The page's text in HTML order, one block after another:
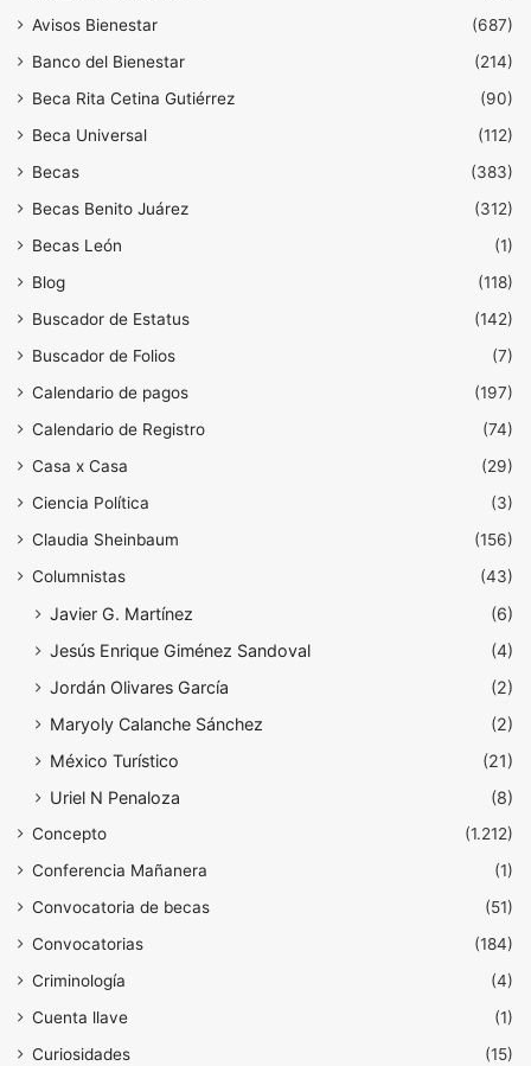
Avisos Bienestar
(687)
Banco del Bienestar
(214)
Beca Rita Cetina Gutiérrez
(90)
Beca Universal
(112)
Becas
(383)
Becas Benito Juárez
(312)
Becas León
(1)
Blog
(118)
Buscador de Estatus
(142)
Buscador de Folios
(7)
Calendario de pagos
(197)
Calendario de Registro
(74)
Casa x Casa
(29)
Ciencia Política
(3)
Claudia Sheinbaum
(156)
Columnistas
(43)
Javier G. Martínez
(6)
Jesús Enrique Giménez Sandoval
(4)
Jordán Olivares García
(2)
Maryoly Calanche Sánchez
(2)
México Turístico
(21)
Uriel N Penaloza
(8)
Concepto
(1.212)
Conferencia Mañanera
(1)
Convocatoria de becas
(51)
Convocatorias
(184)
Criminología
(4)
Cuenta llave
(1)
Curiosidades
(15)